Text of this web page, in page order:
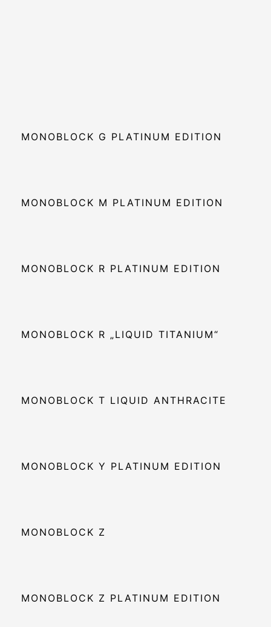
MONOBLOCK G PLATINUM EDITION
MONOBLOCK M PLATINUM EDITION
MONOBLOCK R PLATINUM EDITION
MONOBLOCK R „LIQUID TITANIUM“
MONOBLOCK T LIQUID ANTHRACITE
MONOBLOCK Y PLATINUM EDITION
MONOBLOCK Z
MONOBLOCK Z PLATINUM EDITION